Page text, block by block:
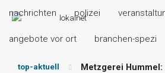
nachrichten polizei
angebote vor ort branchen-spezi
top-aktuell
Metzgerei